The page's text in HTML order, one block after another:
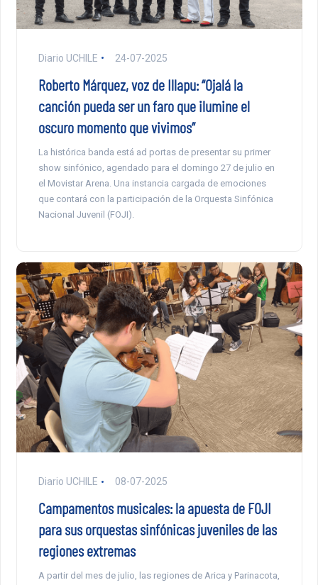
Diario UCHILE 24-07-2025
Roberto Márquez, voz de Illapu: “Ojalá la
canción pueda ser un faro que ilumine el
oscuro momento que vivimos”
La histórica banda está ad portas de presentar su primer
show sinfónico, agendado para el domingo 27 de julio en
el Movistar Arena. Una instancia cargada de emociones
que contará con la participación de la Orquesta Sinfónica
Nacional Juvenil (FOJI).
Diario UCHILE 08-07-2025
Campamentos musicales: la apuesta de FOJI
para sus orquestas sinfónicas juveniles de las
regiones extremas
A partir del mes de julio, las regiones de Arica y Parinacota,